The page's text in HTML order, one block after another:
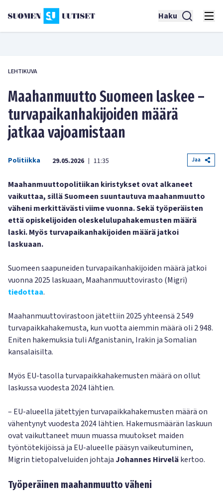
Haku
LEHTIKUVA
Maahanmuutto Suomeen laskee –
turvapaikanhakijoiden määrä
jatkaa vajoamistaan
Politiikka 29.05.2026 | 11:35 Jaa
Maahanmuuttopolitiikan kiristykset ovat alkaneet
vaikuttaa, sillä Suomeen suuntautuva maahanmuutto
väheni merkittävästi viime vuonna. Sekä työperäisten
että opiskelijoiden oleskelulupahakemusten määrä
laski. Myös turvapaikanhakijoiden määrä jatkoi
laskuaan.
Suomeen saapuneiden turvapaikanhakijoiden määrä jatkoi
vuonna 2025 laskuaan, Maahanmuuttovirasto (Migri)
tiedottaa.
Maahanmuuttovirastoon jätettiin 2025 yhteensä 2 549
turvapaikkahakemusta, kun vuotta aiemmin määrä oli 2 948.
Eniten hakemuksia tuli Afganistanin, Irakin ja Somalian
kansalaisilta.
Myös EU-tasolla turvapaikkahakemusten määrä on ollut
laskussa vuodesta 2024 lähtien.
– EU-alueella jätettyjen turvapaikkahakemusten määrä on
vähentynyt vuodesta 2024 lähtien. Hakemusmäärän laskuun
ovat vaikuttaneet muun muassa muutokset maiden
työntötekijöissä ja EU-alueelle pääsyn vaikeutuminen,
Migrin tietopalveluiden johtaja Johannes Hirveläkertoo.
Työperäinen maahanmuutto väheni